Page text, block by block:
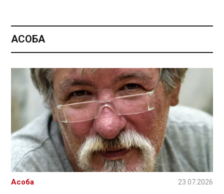
АСОБА
Асоба 23.07.2026